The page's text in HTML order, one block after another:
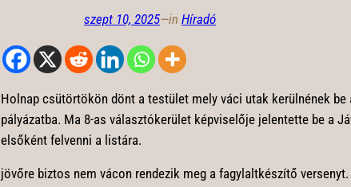
szept 10, 2025—in Híradó
Holnap csütörtökön dönt a testület mely váci utak kerülnének be
pályázatba. Ma 8-as választókerület képviselője jelentette be a
elsőként felvenni a listára.
jövőre biztos nem vácon rendezik meg a fagylaltkészítő